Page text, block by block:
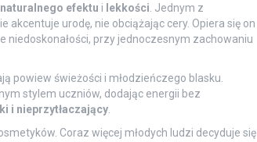
naturalnego efektu i lekkości . Jednym z
akcentuje urodę, nie obciążając cery. Opiera się on
przy jednoczesnym zachowaniu
powiew świeżości i młodzieńczego blasku.
stylem uczniów, dodając energii bez
i nieprzytłaczający.
Coraz więcej młodych ludzi decyduje się